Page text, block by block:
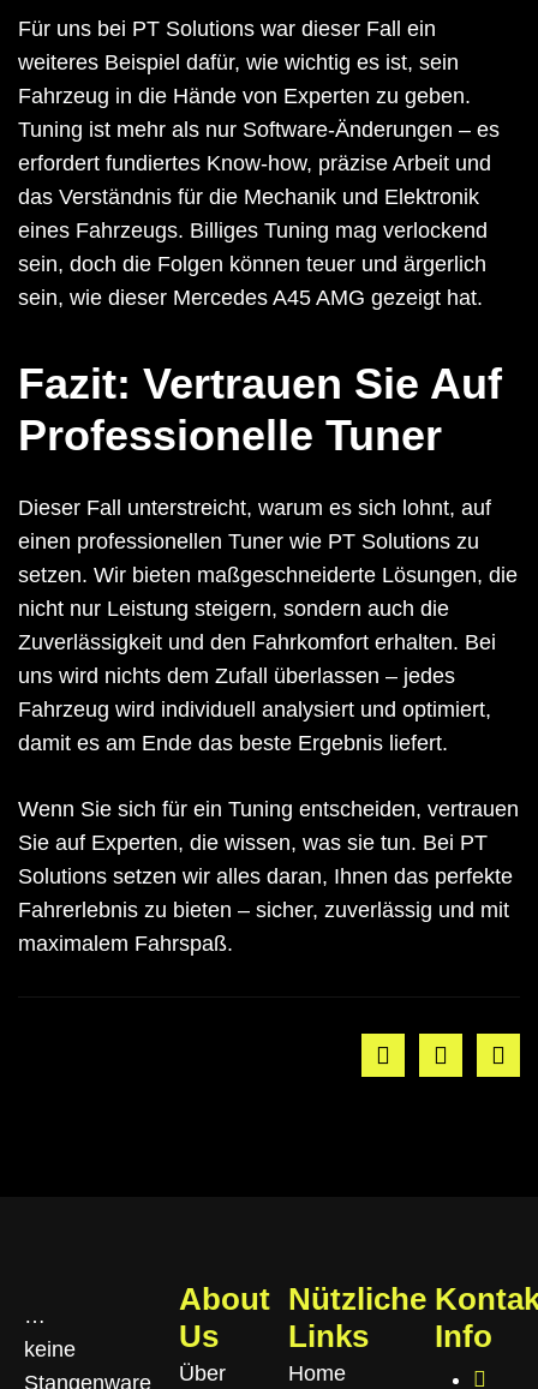
Für uns bei PT Solutions war dieser Fall ein
weiteres Beispiel dafür, wie wichtig es ist, sein
Fahrzeug in die Hände von Experten zu geben.
Tuning ist mehr als nur Software-Änderungen – es
erfordert fundiertes Know-how, präzise Arbeit und
das Verständnis für die Mechanik und Elektronik
eines Fahrzeugs. Billiges Tuning mag verlockend
sein, doch die Folgen können teuer und ärgerlich
sein, wie dieser Mercedes A45 AMG gezeigt hat.
Fazit: Vertrauen Sie Auf
Professionelle Tuner
Dieser Fall unterstreicht, warum es sich lohnt, auf
einen professionellen Tuner wie PT Solutions zu
setzen. Wir bieten maßgeschneiderte Lösungen, die
nicht nur Leistung steigern, sondern auch die
Zuverlässigkeit und den Fahrkomfort erhalten. Bei
uns wird nichts dem Zufall überlassen – jedes
Fahrzeug wird individuell analysiert und optimiert,
damit es am Ende das beste Ergebnis liefert.
Wenn Sie sich für ein Tuning entscheiden, vertrauen
Sie auf Experten, die wissen, was sie tun. Bei PT
Solutions setzen wir alles daran, Ihnen das perfekte
Fahrerlebnis zu bieten – sicher, zuverlässig und mit
maximalem Fahrspaß.
…
keine
Stangenware
About
Us
Über
Nützliche
Links
Home
Info